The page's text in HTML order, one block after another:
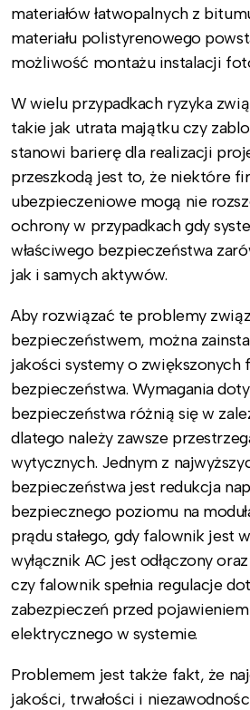
materiałów łatwopalnych z
materiału polistyrenowego
możliwość montażu instalacji
W wielu przypadkach ryzyka
takie jak utrata majątku czy
stanowi barierę dla realizacji
przeszkodą jest to, że niektóre
ubezpieczeniowe mogą nie
ochrony w przypadkach gdy
właściwego bezpieczeństwa
jak i samych aktywów.
Aby rozwiązać te problemy
bezpieczeństwem, można
jakości systemy o zwiększonych
bezpieczeństwa. Wymagania
bezpieczeństwa różnią się w
dlatego należy zawsze
wytycznych. Jednym z
bezpieczeństwa jest redukcja
bezpiecznego poziomu na
prądu stałego, gdy falownik jest
wyłącznik AC jest odłączony
czy falownik spełnia regulacje
zabezpieczeń przed pojawieniem
elektrycznego w systemie.
Problemem jest także fakt, że
jakości, trwałości i